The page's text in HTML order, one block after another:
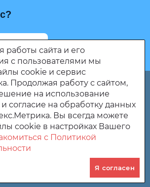
социального обслуживания и
и молодежи "Росток".
область Мокшанский район р.п.
дом 1.
работы сайта и его
с пользователями мы
cookie и сервис
Продолжая работу с сайтом,
на использование
согласие на обработку данных
Вы всегда можете
cookie в настройках Вашего
с Политикой
Я согласен